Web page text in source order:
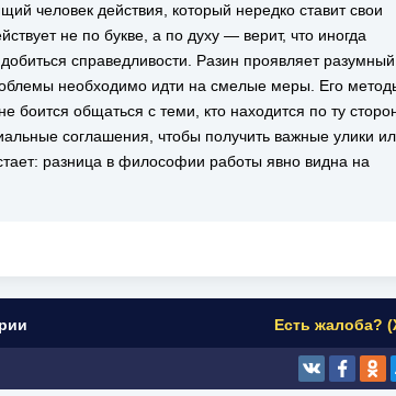
человек действия, который нередко ставит свои
не по букве, а по духу — верит, что иногда
справедливости. Разин проявляет разумный
необходимо идти на смелые меры. Его
боится общаться с теми, кто находится по ту
соглашения, чтобы получить важные улики
разница в философии работы явно видна на
Есть жалоба?